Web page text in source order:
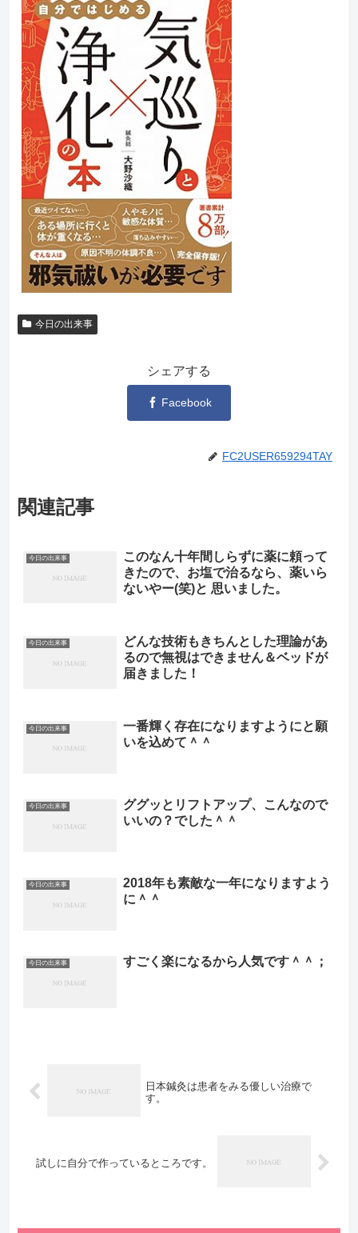
今日の出来事
シェアする
Facebook
FC2USER659294TAY
関連記事
今日の出来事
このなん十年間しらずに薬に頼って
きたので、お塩で治るなら、薬いら
ないやー(笑)と 思いました。
今日の出来事
どんな技術もきちんとした理論があ
るので無視はできません＆ベッドが
届きました！
今日の出来事
一番輝く存在になりますようにと願
いを込めて＾＾
今日の出来事
ググッとリフトアップ、こんなので
いいの？でした＾＾
今日の出来事
2018年も素敵な一年になりますよう
に＾＾
今日の出来事 すごく楽になるから人気です＾＾；
日本鍼灸は患者をみる優しい治療で
す。
試しに自分で作っているところです。